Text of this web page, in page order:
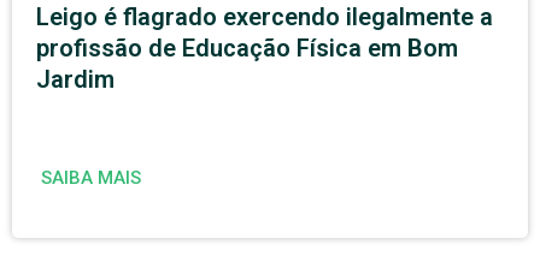
Leigo é flagrado exercendo ilegalmente a
profissão de Educação Física em Bom
Jardim
SAIBA MAIS